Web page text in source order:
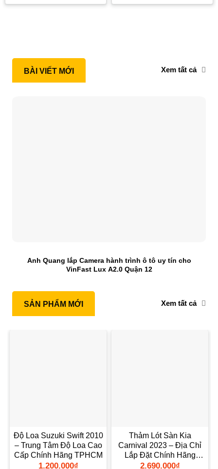
BÀI VIẾT MỚI Xem tất cả
Anh Quang lắp Camera hành trình ô tô uy tín cho
VinFast Lux A2.0 Quận 12
SẢN PHẨM MỚI Xem tất cả
Độ Loa Suzuki Swift 2010
– Trung Tâm Độ Loa Cao
Cấp Chính Hãng TPHCM
1.200.000₫
Thảm Lót Sàn Kia
Carnival 2023 – Địa Chỉ
Lắp Đặt Chính Hãng
TPHCM
2.690.000₫